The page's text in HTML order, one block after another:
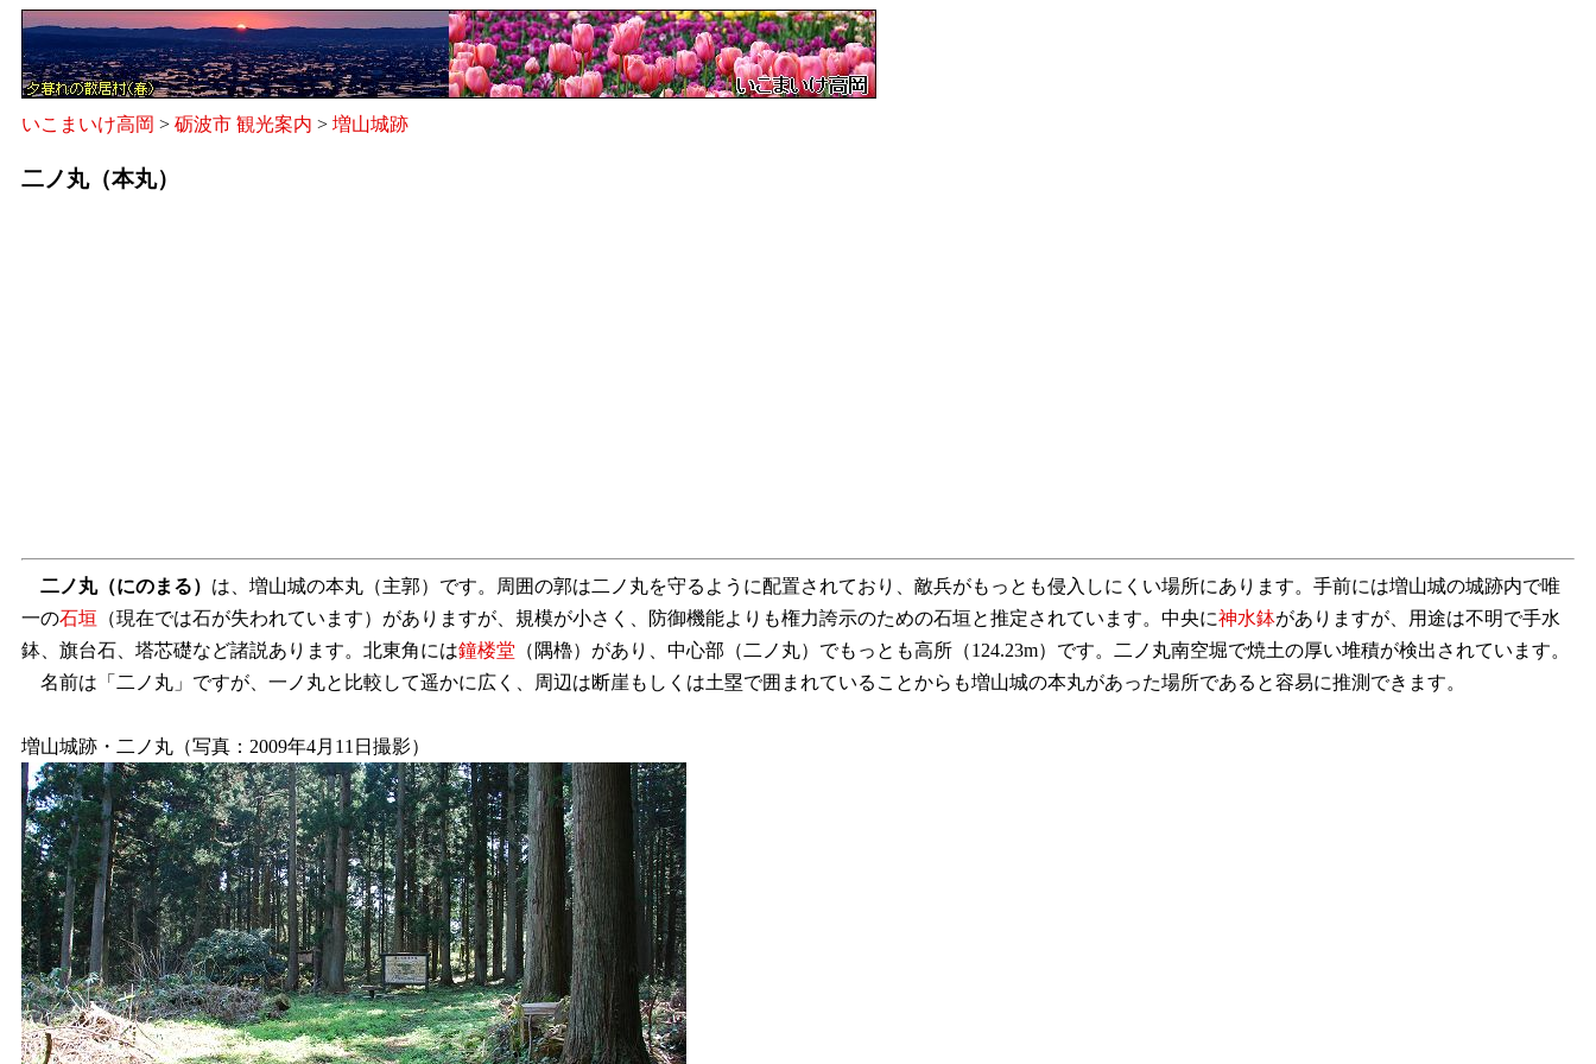
いこまいけ高岡 > 砺波市 観光案内 > 増山城跡
二ノ丸（本丸）
二ノ丸（にのまる） は、増山城の本丸（主郭）です。周囲の郭は二ノ丸を守るように配置されており、敵兵がもっとも侵入しにくい場所にあります。手前には増山城の城跡内で唯
一の石垣 （現在では石が失われています）がありますが、規模が小さく、防御機能よりも権力誇示のための石垣と推定されています。中央に神水鉢がありますが、用途は不明で手水
鉢、旗台石、塔芯礎など諸説あります。北東角には鐘楼堂 （隅櫓）があり、中心部（二ノ丸）でもっとも高所（124.23m）です。二ノ丸南空堀で焼土の厚い堆積が検出されています。
名前は「二ノ丸」ですが、一ノ丸と比較して遥かに広く、周辺は断崖もしくは土塁で囲まれていることからも増山城の本丸があった場所であると容易に推測できます。
増山城跡・二ノ丸（写真：2009年4月11日撮影）